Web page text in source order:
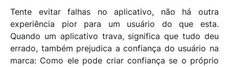
Tente evitar falhas no aplicativo, não há outra
experiência pior para um usuário do que esta.
Quando um aplicativo trava, significa que tudo deu
errado, também prejudica a confiança do usuário na
marca: Como ele pode criar confiança se o próprio